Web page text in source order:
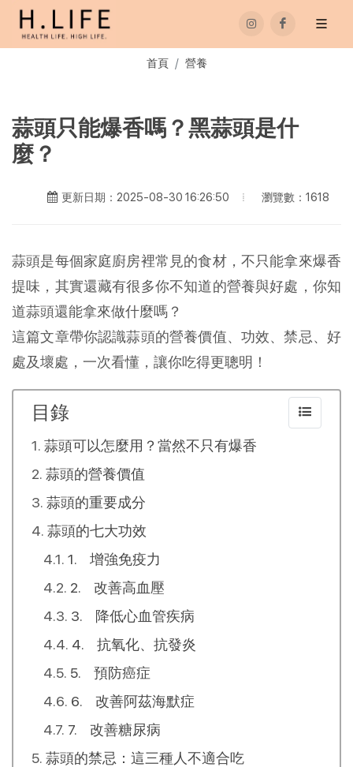
首頁 營養
蒜頭只能爆香嗎？黑蒜頭是什
麼？
更新日期：2025-08-30 16:26:50 瀏覽數：1618
蒜頭是每個家庭廚房裡常見的食材，不只能拿來爆香
提味，其實還藏有很多你不知道的營養與好處，你知
道蒜頭還能拿來做什麼嗎？
這篇文章帶你認識蒜頭的營養價值、功效、禁忌、好
處及壞處，一次看懂，讓你吃得更聰明！
目錄
蒜頭可以怎麼用？當然不只有爆香
蒜頭的營養價值
蒜頭的重要成分
蒜頭的七大功效
1. 增強免疫力
2. 改善高血壓
3. 降低心血管疾病
4. 抗氧化、抗發炎
5. 預防癌症
6. 改善阿茲海默症
7. 改善糖尿病
蒜頭的禁忌：這三種人不適合吃